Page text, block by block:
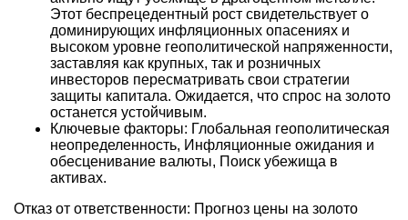
Этот беспрецедентный рост свидетельствует о
доминирующих инфляционных опасениях и
высоком уровне геополитической напряженности,
заставляя как крупных, так и розничных
инвесторов пересматривать свои стратегии
защиты капитала. Ожидается, что спрос на золото
останется устойчивым.
Ключевые факторы: Глобальная геополитическая
неопределенность, Инфляционные ожидания и
обесценивание валюты, Поиск убежища в
активах.
Отказ от ответственности: Прогноз цены на золото